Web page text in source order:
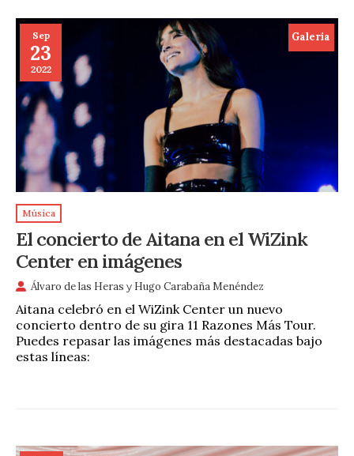
Sep
23
2022
Galeria
Música
El concierto de Aitana en el WiZink
Center en imágenes
Álvaro de las Heras y Hugo Carabaña Menéndez
Aitana celebró en el WiZink Center un nuevo
concierto dentro de su gira 11 Razones Más Tour.
Puedes repasar las imágenes más destacadas bajo
estas líneas: